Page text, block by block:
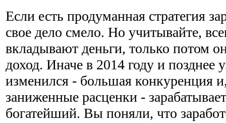
Если есть продуманная стратегия
свое дело смело. Но учитывайте,
вкладывают деньги, только потом
доход. Иначе в 2014 году и позднее
изменился - большая конкуренция
заниженные расценки -
богатейший. Вы поняли, что